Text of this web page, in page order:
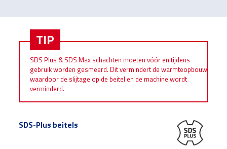
TIP
SDS Plus & SDS Max schachten moeten vóór en tijdens
gebruik worden gesmeerd. Dit vermindert de warmteopbouw
waardoor de slijtage op de beitel en de machine wordt
verminderd.
SDS-Plus beitels